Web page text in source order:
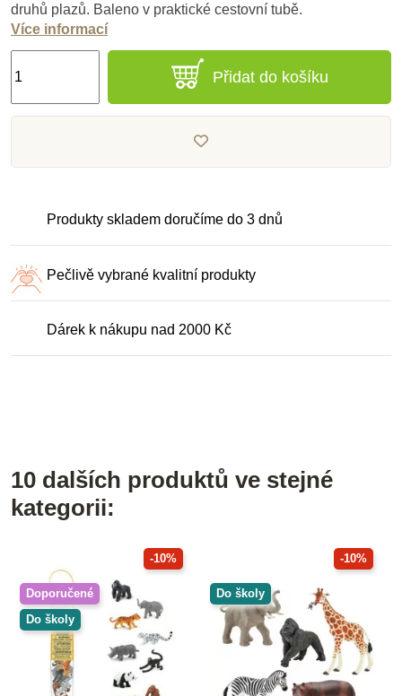
druhů plazů. Baleno v praktické cestovní tubě.
Více informací
Přidat do košíku
Produkty skladem doručíme do 3 dnů
Pečlivě vybrané kvalitní produkty
Dárek k nákupu nad 2000 Kč
10 dalších produktů ve stejné
kategorii:
-10%
Doporučené
Do školy
-10%
Do školy